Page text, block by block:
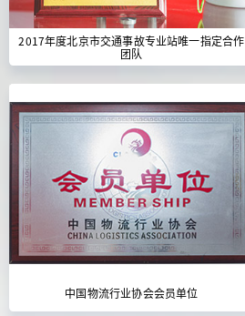
2017年度北京市交通事故专业站唯一指定合作
团队
中国物流行业协会会员单位